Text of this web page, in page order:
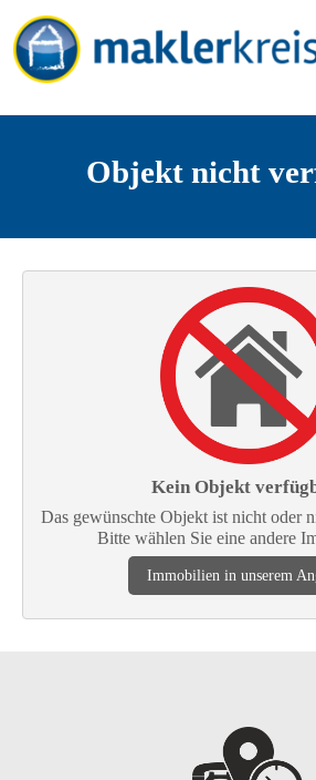
Objekt nicht
Kein Objekt
Das gewünschte Objekt ist nicht oder
Bitte wählen Sie eine andere
Immobilien in unserem